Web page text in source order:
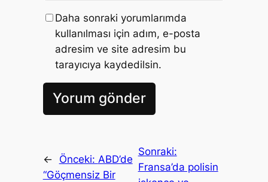
Daha sonraki yorumlarımda
kullanılması için adım, e-posta
adresim ve site adresim bu
tarayıcıya kaydedilsin.
← Önceki: ABD’de
“Göçmensiz Bir
Sonraki:
Fransa’da polisin